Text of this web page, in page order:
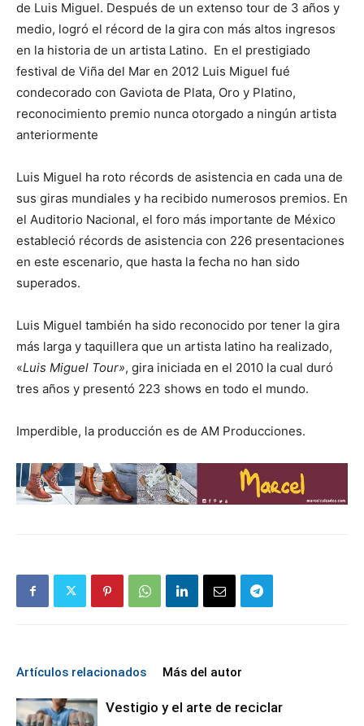
de Luis Miguel. Después de un extenso tour de 3 años y
medio, logró el récord de la gira con más altos ingresos
en la historia de un artista Latino. En el prestigiado
festival de Viña del Mar en 2012 Luis Miguel fué
condecorado con Gaviota de Plata, Oro y Platino,
reconocimiento premio nunca otorgado a ningún artista
anteriormente
Luis Miguel ha roto récords de asistencia en cada una de
sus giras mundiales y ha recibido numerosos premios. En
el Auditorio Nacional, el foro más importante de México
estableció récords de asistencia con 226 presentaciones
en este escenario, que hasta la fecha no han sido
superados.
Luis Miguel también ha sido reconocido por tener la gira
más larga y taquillera que un artista latino ha realizado,
«Luis Miguel Tour», gira iniciada en el 2010 la cual duró
tres años y presentó 223 shows en todo el mundo.
Imperdible, la producción es de AM Producciones.
Artículos relacionados Más del autor
Vestigio y el arte de reciclar